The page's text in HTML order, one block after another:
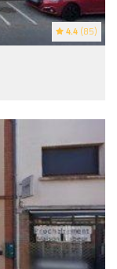
4.4 (85)